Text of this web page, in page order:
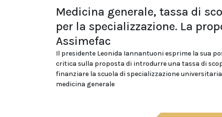
Medicina generale, tassa di
per la specializzazione. La
Assimefac
Il presidente Leonida Iannantuoni esprime la sua
critica sulla proposta di introdurre una tassa di
finanziare la scuola di specializzazione
medicina generale